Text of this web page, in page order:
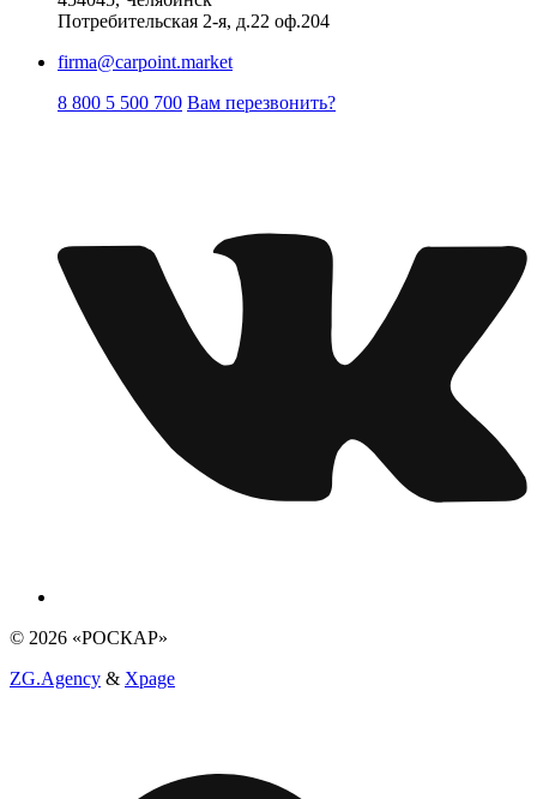
Потребительская 2-я, д.22 оф.204
firma@carpoint.market
8 800 5 500 700 Вам перезвонить?
© 2026 «РОСКАР»
ZG.Agency & Xpage